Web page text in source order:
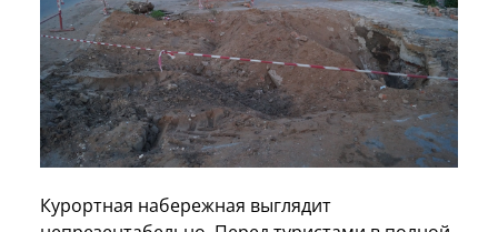
Курортная набережная выглядит